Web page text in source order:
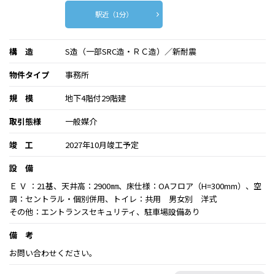
駅近（1分）
構 造
S造（一部SRC造・ＲＣ造）／新耐震
物件タイプ
事務所
規 模
地下4階付29階建
取引態様
一般媒介
竣 工
2027年10月竣工予定
設 備
Ｅ Ｖ ：21基、天井高：2900㎜、床仕様：OAフロア（H=300mm）、空
調：セントラル・個別併用、トイレ：共用 男女別 洋式
その他：エントランスセキュリティ、駐車場設備あり
備 考
お問い合わせください。